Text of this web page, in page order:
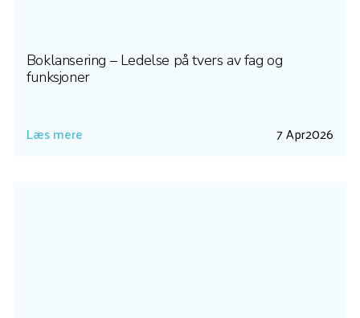
Boklansering – Ledelse på tvers av fag og
funksjoner
Læs mere 7 Apr2026